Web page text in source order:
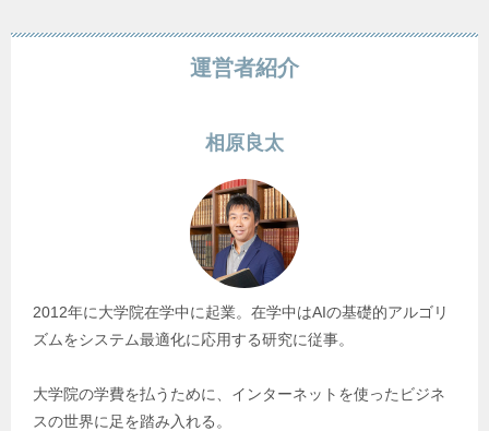
運営者紹介
相原良太
2012年に大学院在学中に起業。在学中はAIの基礎的アルゴリ
ズムをシステム最適化に応用する研究に従事。
大学院の学費を払うために、インターネットを使ったビジネ
スの世界に足を踏み入れる。